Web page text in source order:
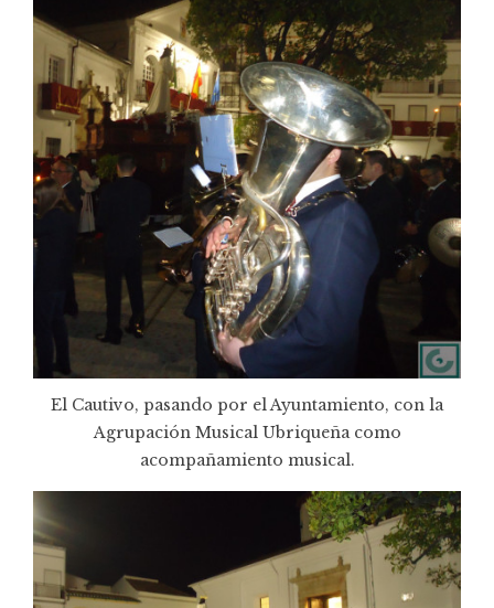
El Cautivo, pasando por el Ayuntamiento, con la
Agrupación Musical Ubriqueña como
acompañamiento musical.